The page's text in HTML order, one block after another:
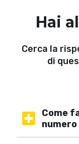
Hai
Cerca la
di
Come